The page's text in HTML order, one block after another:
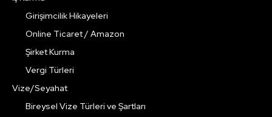
Girişimcilik Hikayeleri
Online Ticaret / Amazon
Şirket Kurma
Vergi Türleri
Vize/Seyahat
Bireysel Vize Türleri ve Şartları